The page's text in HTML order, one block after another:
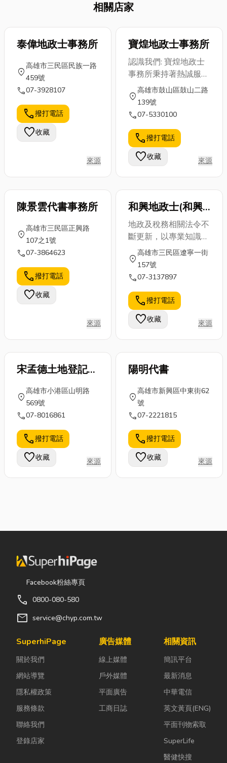
開幕，還是舊
機汰換，選擇
靠的「高雄冷
氣與家電服務
商」，不只影
響使用舒適
度，更關係到
長期的電費與
設備壽命。 👉
灣中秋節習俗
過關於烤肉有
你可能不知道
識，今天小編
就一次分享給
各位，如果你
過！文末小編
也會分享花蓮
燒肉餐廳...
麼，一套基本
的監控系統到
底有哪些組
件？安裝時又
該注意哪些眉
角呢？今天小
一解答！文章
最後還會整理
出在值得推薦
的台北監控系
統廠...
相關店家
泰偉地政士事務所
location_on
高雄市三民區民族一路
459號
call07-3928107
call撥打電話
favorite收藏
來源
寶煌地政士事務所
認識我們: 寶煌地政士
事務所秉持著熱誠服務
的用心精神為每一個客
戶服務..希望你可以給
我們一個機會為你服
location_on
高雄市鼓山區鼓山二路
139號
call07-5330100
call撥打電話
favorite收藏 來源
陳景雲代書事務所
location_on
高雄市三民區正興路
107之1號
call07-3864623
call撥打電話
favorite收藏
來源
和興地政士(和興
代書)事務所
地政及稅務相關法令不
斷更新，以專業知識協
助客戶稅務規劃及給予
最適建議，專注於地政
(代書)本業。
location_on
高雄市三民區遼寧一街
157號
call07-3137897
call撥打電話
favorite收藏 來源
宋孟德土地登記事
務所
location_on
高雄市小港區山明路
569號
call07-8016861
call撥打電話
favorite收藏 來源
陽明代書
location_on
高雄市新興區中東街62
號
call07-2221815
call撥打電話
favorite收藏 來源
Facebook粉絲專頁
call 0800-080-580
mail service@chyp.com.tw
SuperhiPage
關於我們
網站導覽
隱私權政策
服務條款
聯絡我們
登錄店家
廣告媒體
線上媒體
戶外媒體
平面廣告
工商日誌
相關資訊
簡訊平台
最新消息
中華電信
英文黃頁(ENG)
平面刊物索取
SuperLife
醫健快搜